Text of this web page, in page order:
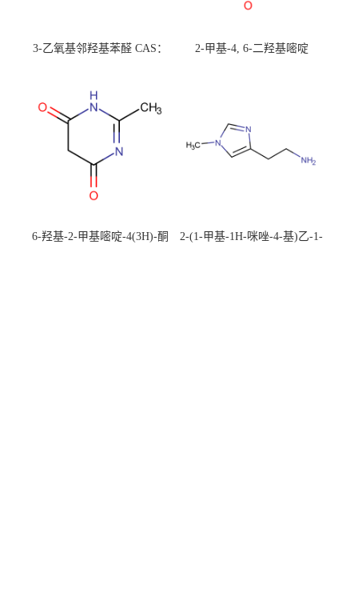
3-乙氧基邻羟基苯醛 CAS：
校可先用后付
2-甲基-4, 6-二羟基嘧啶
6-羟基-2-甲基嘧啶-4(3H)-酮
2-(1-甲基-1H-咪唑-4-基)乙-1-